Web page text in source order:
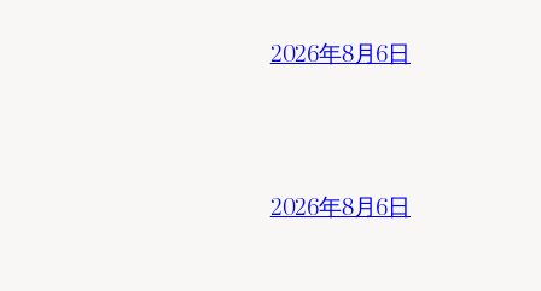
2026年8月6日
2026年8月6日